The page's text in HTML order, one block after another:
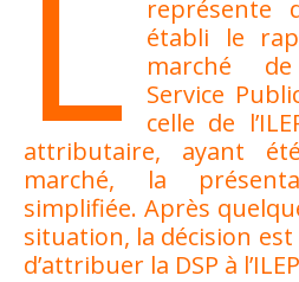
représente
établi le
marché
Service
celle de
attributaire, ayant
marché, la
simplifiée. Après
situation, la décision
d’attribuer la DSP à